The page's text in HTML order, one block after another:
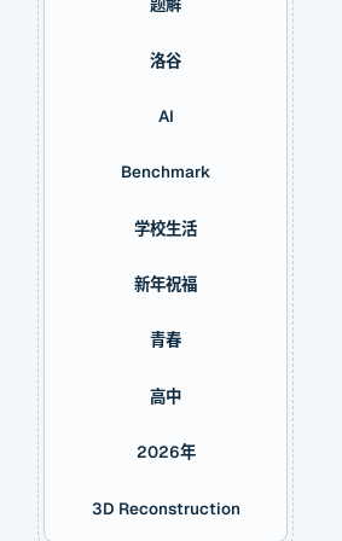
洛谷
AI
Benchmark
学校生活
新年祝福
青春
高中
2026年
3D Reconstruction